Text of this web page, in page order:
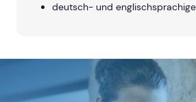
deutsch- und englischsprachige